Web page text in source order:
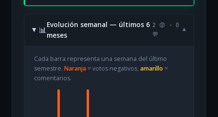
📊
Evolución semanal — últimos 6
meses
2 😡 · 0
💬
▾
Cada barra representa una semana del último
semestre. Naranja= votos negativos, amarillo =
comentarios.